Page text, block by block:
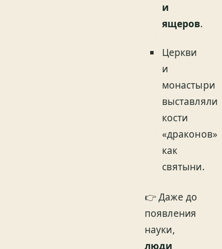
и
ящеров.
Церкви
и
монастыри
выставляли
кости
«драконов»
как
святыни.
👉 Даже до
появления
науки,
люди